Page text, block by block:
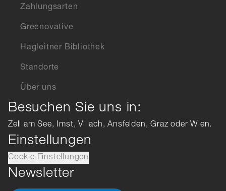
Zahlungsarten
Greenovative
Hagleitner Bibliothek
Standorte
Über uns
Besuchen Sie uns in:
Zell am See, Imst, Villach, Ansfelden, Graz oder Wien.
Einstellungen
Cookie Einstellungen
Newsletter